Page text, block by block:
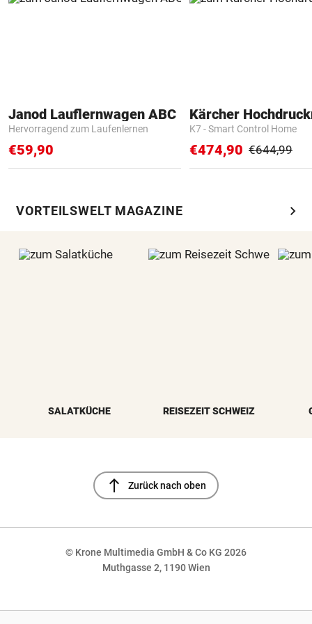
Janod Lauflernwagen ABC
Hervorragend zum Laufenlernen
€59,90
Kärcher
K7 - Smart Control Home
€474,90 €644,99
VORTEILSWELT MAGAZINE chevron_right
SALATKÜCHE REISEZEIT SCHWEIZ
north Zurück nach oben
© Krone Multimedia GmbH & Co KG 2026
Muthgasse 2, 1190 Wien
NaN%